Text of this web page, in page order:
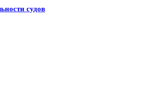
судов